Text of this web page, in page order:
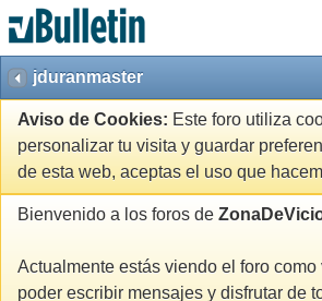
jduranmaster
Aviso de Cookies: Este foro utiliza
personalizar tu visita y guardar
de esta web, aceptas el uso que
Bienvenido a los foros de
Actualmente estás viendo el foro como
poder escribir mensajes y disfrutar de